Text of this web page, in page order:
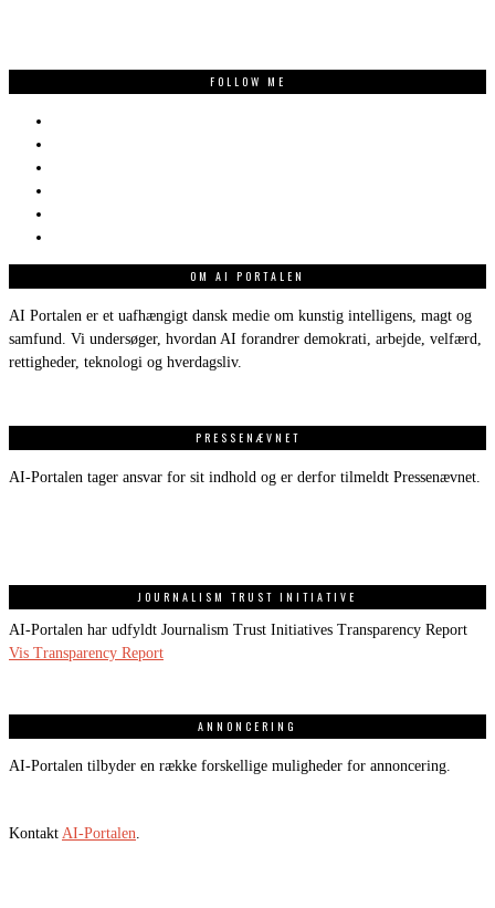
FOLLOW ME
OM AI PORTALEN
AI Portalen er et uafhængigt dansk medie om kunstig intelligens, magt og
samfund. Vi undersøger, hvordan AI forandrer demokrati, arbejde, velfærd,
rettigheder, teknologi og hverdagsliv.
PRESSENÆVNET
AI-Portalen tager ansvar for sit indhold og er derfor tilmeldt Pressenævnet.
JOURNALISM TRUST INITIATIVE
AI-Portalen har udfyldt Journalism Trust Initiatives Transparency Report
Vis Transparency Report
ANNONCERING
AI-Portalen tilbyder en række forskellige muligheder for annoncering.
Kontakt AI-Portalen